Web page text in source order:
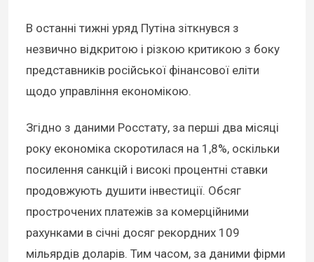
В останні тижні уряд Путіна зіткнувся з
незвично відкритою і різкою критикою з боку
представників російської фінансової еліти
щодо управління економікою.
Згідно з даними Росстату, за перші два місяці
року економіка скоротилася на 1,8%, оскільки
посилення санкцій і високі процентні ставки
продовжують душити інвестиції. Обсяг
прострочених платежів за комерційними
рахунками в січні досяг рекордних 109
мільярдів доларів. Тим часом, за даними фірми